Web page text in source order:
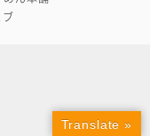
Translate »